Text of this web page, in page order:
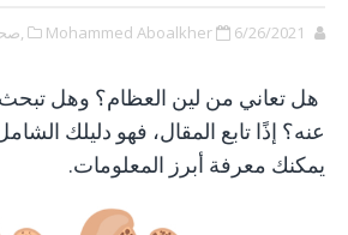
Mohammed Aboalkher 6/26/2021
هل تعاني من لين العظام؟ وهل
عنه؟ إذًا تابع المقال، فهو دليلك
يمكنك معرفة أبرز المعلومات.